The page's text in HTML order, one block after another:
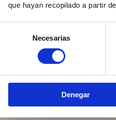
que hayan recopilado a partir
consentimiento
Necesarias
Denegar